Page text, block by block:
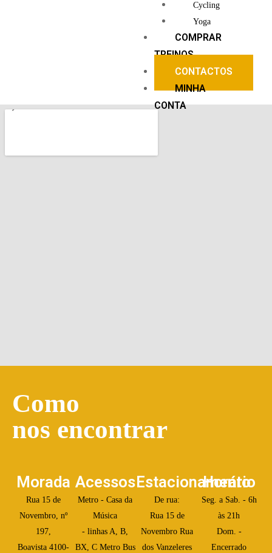
Cycling
Yoga
COMPRAR
TREINOS
CONTACTOS
MINHA
CONTA
Como
nos encontrar
Morada
Rua 15 de
Novembro, nº
197,
Boavista 4100-
Acessos
Metro - Casa da
Música
- linhas A, B,
BX, C Metro Bus
Estacionamento
De rua:
Rua 15 de
Novembro Rua
dos Vanzeleres
Horário
Seg. a Sab. - 6h
às 21h
Dom. -
Encerrado